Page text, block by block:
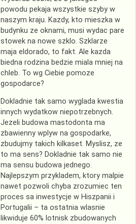
powodu pekaja wszystkie szyby w
naszym kraju. Kazdy, kto mieszka w
budynku ze oknami, musi wydac pare
stowek na nowe szklo. Szklarze
maja eldorado, to fakt. Ale kazda
biedna rodzina bedzie miala mniej na
chleb. To wg Ciebie pomoze
gospodarce?
Dokladnie tak samo wyglada kwestia
innych wydatkow niepotrzebnych.
Jezeli budowa mastodonta ma
zbawienny wplyw na gospodarke,
zbudujmy takich kilkaset. Myslisz, ze
to ma sens? Dokladnie tak samo nie
ma sensu budowa jednego.
Najlepszym przykladem, ktory malpie
nawet pozwoli chyba zrozumiec ten
proces sa inwestycje w Hiszpanii i
Portugalii – ta ostatnia wlasnie
likwiduje 60% lotnisk zbudowanych